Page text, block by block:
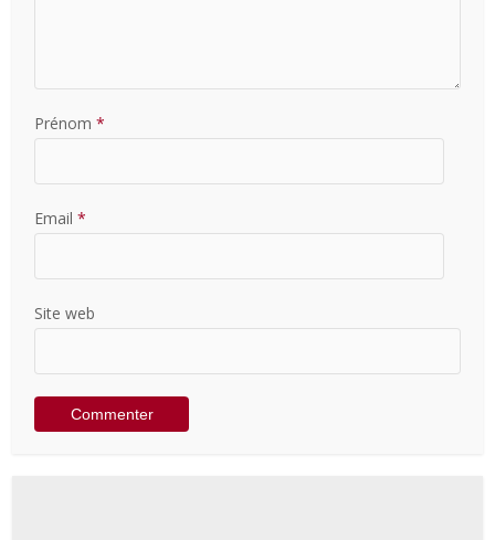
Prénom *
Email *
Site web